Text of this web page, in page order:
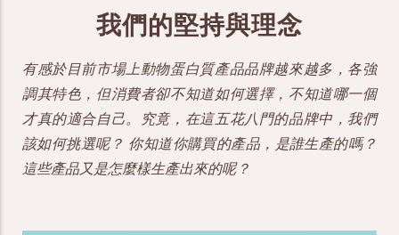
我們的堅持與理念
有感於目前市場上動物蛋白質產品品牌越來越多，各強
調其特色，但消費者卻不知道如何選擇，不知道哪一個
才真的適合自己。究竟，在這五花八門的品牌中，我們
該如何挑選呢？ 你知道你購買的產品，是誰生產的嗎？
這些產品又是怎麼樣生產出來的呢？